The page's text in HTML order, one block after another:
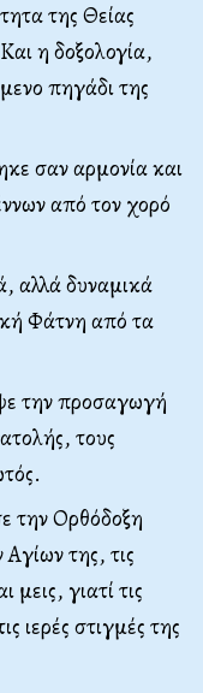
της Θείας
η δοξολογία,
πηγάδι της
σαν αρμονία και
από τον χορό
αλλά δυναμικά
Φάτνη από τα
την προσαγωγή
τους
την Ορθόδοξη
της, τις
γιατί τις
ιερές στιγμές της